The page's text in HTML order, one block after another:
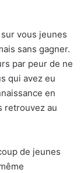
vous jeunes
sans gagner.
par peur de ne
qui avez eu
en
retrouvez au
de jeunes